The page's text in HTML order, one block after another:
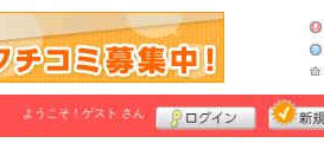
ようこそ！ ゲスト さん